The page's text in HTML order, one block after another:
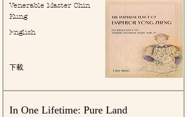
下載
Venerable Master Chin
Kung
English
In One Lifetime: Pure Land